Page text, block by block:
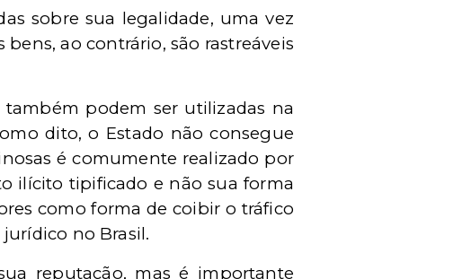
sobre sua legalidade, uma vez
ao contrário, são rastreáveis
podem ser utilizadas na
dito, o Estado não consegue
é comumente realizado por
ilícito tipificado e não sua forma
como forma de coibir o tráfico
no Brasil.
reputação, mas é importante